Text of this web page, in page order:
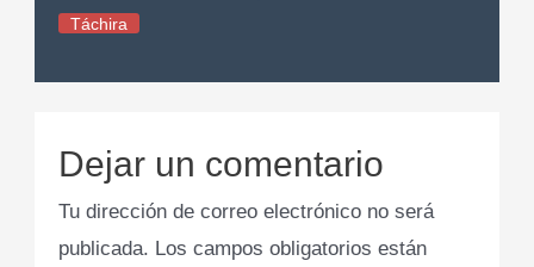
Táchira
Dejar un comentario
Tu dirección de correo electrónico no será
publicada. Los campos obligatorios están